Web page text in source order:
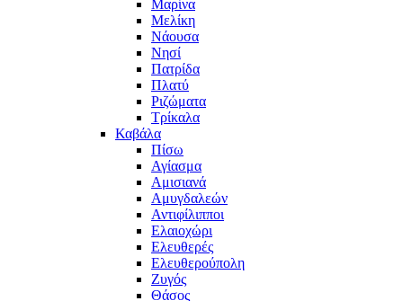
Μαρίνα
Μελίκη
Νάουσα
Νησί
Πατρίδα
Πλατύ
Ριζώματα
Τρίκαλα
Καβάλα
Πίσω
Αγίασμα
Αμισιανά
Αμυγδαλεών
Αντιφίλιπποι
Ελαιοχώρι
Ελευθερές
Ελευθερούπολη
Ζυγός
Θάσος